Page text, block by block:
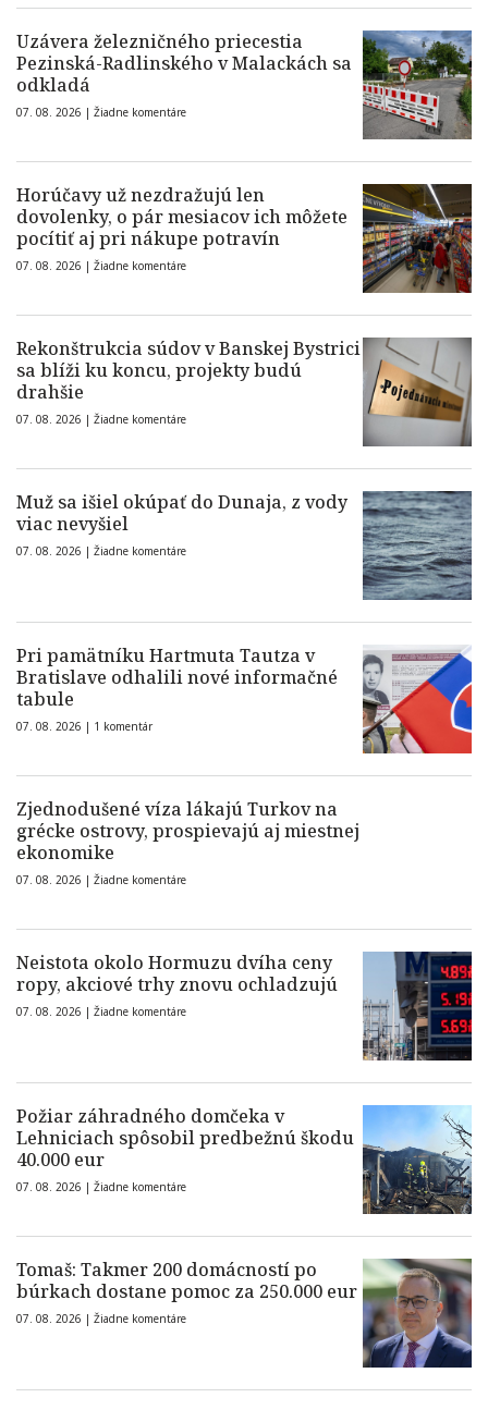
Uzávera železničného priecestia
Pezinská-Radlinského v Malackách sa
odkladá
07. 08. 2026 | Žiadne komentáre
Horúčavy už nezdražujú len
dovolenky, o pár mesiacov ich môžete
pocítiť aj pri nákupe potravín
07. 08. 2026 | Žiadne komentáre
Rekonštrukcia súdov v Banskej Bystrici
sa blíži ku koncu, projekty budú
drahšie
07. 08. 2026 | Žiadne komentáre
Muž sa išiel okúpať do Dunaja, z vody
viac nevyšiel
07. 08. 2026 | Žiadne komentáre
Pri pamätníku Hartmuta Tautza v
Bratislave odhalili nové informačné
tabule
07. 08. 2026 | 1 komentár
Zjednodušené víza lákajú Turkov na
grécke ostrovy, prospievajú aj miestnej
ekonomike
07. 08. 2026 | Žiadne komentáre
Neistota okolo Hormuzu dvíha ceny
ropy, akciové trhy znovu ochladzujú
07. 08. 2026 | Žiadne komentáre
Požiar záhradného domčeka v
Lehniciach spôsobil predbežnú škodu
40.000 eur
07. 08. 2026 | Žiadne komentáre
Tomaš: Takmer 200 domácností po
búrkach dostane pomoc za 250.000 eur
07. 08. 2026 | Žiadne komentáre